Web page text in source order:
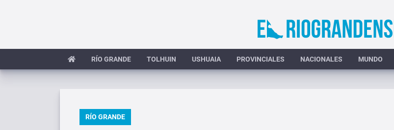
RÍO GRANDE TOLHUIN USHUAIA PROVINCIALES NACIONALES MUNDO
PUBLICADO
RÍO GRANDE